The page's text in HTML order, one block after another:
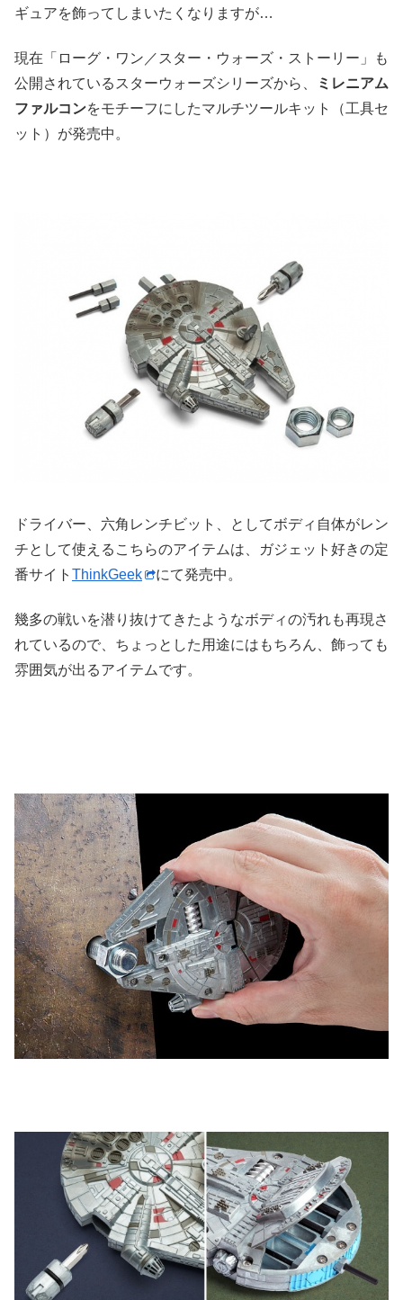
ギュアを飾ってしまいたくなりますが…
現在「ローグ・ワン／スター・ウォーズ・ストーリー」も
公開されているスターウォーズシリーズから、
ミレニアム
ファルコンをモチーフにしたマルチツールキット（工具セ
ット）が発売中。
ドライバー、六角レンチビット、としてボディ自体がレン
チとして使えるこちらのアイテムは、ガジェット好きの定
番サイト ThinkGeek にて発売中。
幾多の戦いを潜り抜けてきたようなボディの汚れも再現さ
れているので、ちょっとした用途にはもちろん、飾っても
雰囲気が出るアイテムです。